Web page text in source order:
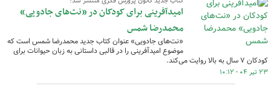
امیدآفرینی برای کودکان در «نت‌های جادویی»
محمدرضا شمس
«نت‌های جادویی» عنوان کتاب جدید محمدرضا شمس است که
موضوع امیدآفرینی را در قالبی داستانی به زبان حیوانات برای
کودکان ۷ سال به بالا روایت می‌کند.
۲۳ تیر ۰۴ - ۱۰:۱۲